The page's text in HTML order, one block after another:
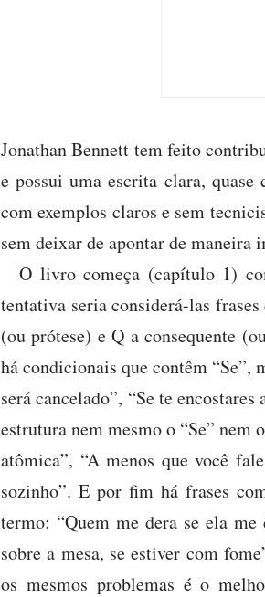
Jonathan Bennett tem feito
e possui uma escrita clara, quase
com exemplos claros e sem
sem deixar de apontar de maneira
O livro começa (capítulo 1)
tentativa seria considerá-las
(ou prótese) e Q a consequente
há condicionais que contêm “Se”,
será cancelado”, “Se te
estrutura nem mesmo o “Se” nem
atômica”, “A menos que você
sozinho”. E por fim há frases
termo: “Quem me dera se ela
sobre a mesa, se estiver com
os mesmos problemas é o